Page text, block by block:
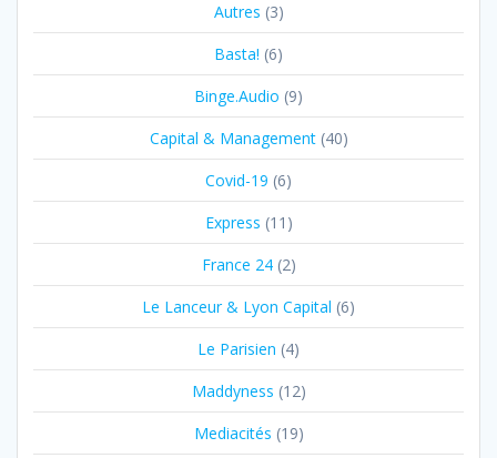
Autres (3)
Basta! (6)
Binge.Audio (9)
Capital & Management(40)
Covid-19 (6)
Express (11)
France 24(2)
Le Lanceur & Lyon Capital (6)
Le Parisien (4)
Maddyness (12)
Mediacités (19)